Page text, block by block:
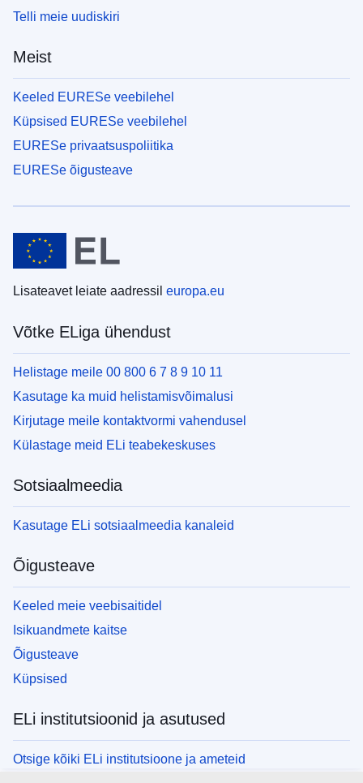
Telli meie uudiskiri
Meist
Keeled EURESe veebilehel
Küpsised EURESe veebilehel
EURESe privaatsuspoliitika
EURESe õigusteave
Lisateavet leiate aadressil europa.eu
Võtke ELiga ühendust
Helistage meile 00 800 6 7 8 9 10 11
Kasutage ka muid helistamisvõimalusi
Kirjutage meile kontaktvormi vahendusel
Külastage meid ELi teabekeskuses
Sotsiaalmeedia
Kasutage ELi sotsiaalmeedia kanaleid
Õigusteave
Keeled meie veebisaitidel
Isikuandmete kaitse
Õigusteave
Küpsised
ELi institutsioonid ja asutused
Otsige kõiki ELi institutsioone ja ameteid